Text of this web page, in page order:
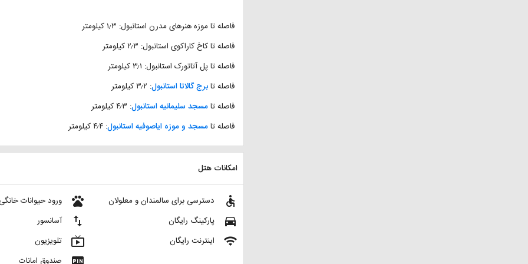
فاصله تا موزه هنرهای مدرن استانبول: ۱٫۳ کیلومتر
فاصله تا کاخ کاراکوی استانبول: ۲٫۳ کیلومتر
فاصله تا پل آتاتورک استانبول: ۳٫۱ کیلومتر
فاصله تابرج گالاتا استانبول: ۳٫۲ کیلومتر
فاصله تامسجد سلیمانیه استانبول: ۴٫۳ کیلومتر
فاصله تامسجد و موزه ایاصوفیه استانبول: ۴٫۴ کیلومتر
امکانات هتل
pets ورود حیوانات
import_export آسانسور
live_tv تلویزیون
fiber_pin صندوق امانات
accessible دسترسی برای سالمندان و معلولان
directions_car پارکینگ رایگان
wifi اینترنت رایگان